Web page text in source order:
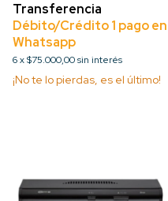
6x$75.000,00sin interés
¡No te lo pierdas, es el último!